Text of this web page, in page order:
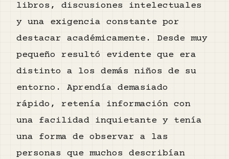
libros, discusiones intelectuales
y una exigencia constante por
destacar académicamente. Desde muy
pequeño resultó evidente que era
distinto a los demás niños de su
entorno. Aprendía demasiado
rápido, retenía información con
una facilidad inquietante y tenía
una forma de observar a las
personas que muchos describían